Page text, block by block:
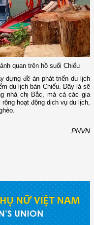
quan trên hồ suối Chiếu
dựng đề án phát triển du lịch
du lịch bản Chiếu. Đây là sẽ
nhà chị Bắc, mà cả các gia
hoạt động dịch vụ du lịch,
PNVN